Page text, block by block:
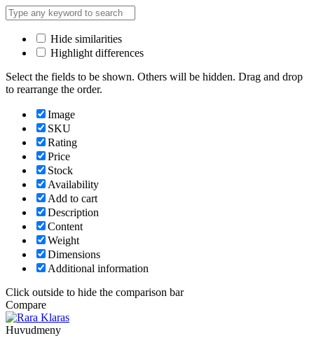
Hide similarities
Highlight differences
Select the fields to be shown. Others will be hidden. Drag and drop
to rearrange the order.
Image
SKU
Rating
Price
Stock
Availability
Add to cart
Description
Content
Weight
Dimensions
Additional information
Click outside to hide the comparison bar
Compare
Huvudmeny